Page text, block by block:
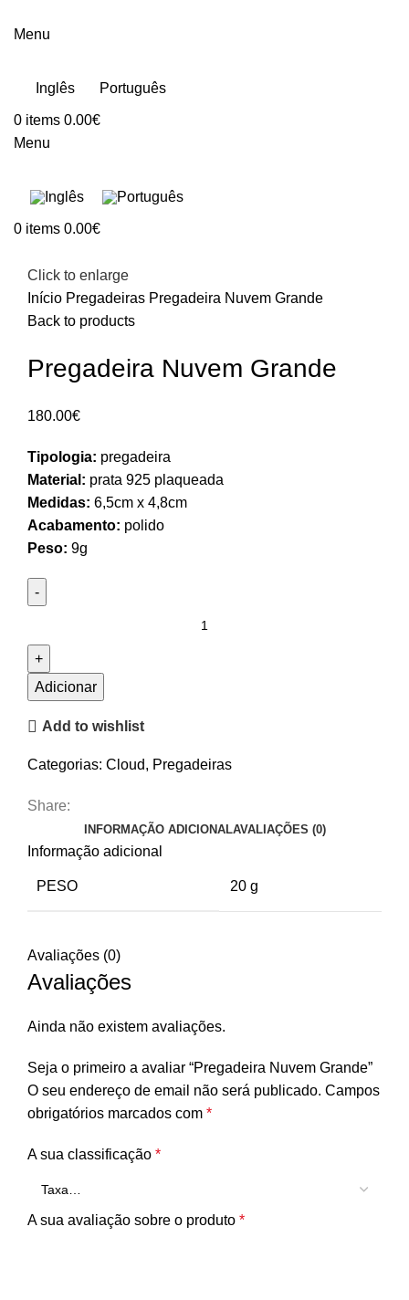
Menu
Inglês Português
0 items 0.00€
Menu
0 items 0.00€
Click to enlarge
Início Pregadeiras Pregadeira Nuvem Grande
Back to products
Pregadeira Nuvem Grande
180.00€
Tipologia: pregadeira
Material: prata 925 plaqueada
Medidas: 6,5cm x 4,8cm
Acabamento: polido
Peso: 9g
Pregadeira
Nuvem
Adicionar
Add to wishlist
Categorias: Cloud, Pregadeiras
Share:
INFORMAÇÃO ADICIONALAVALIAÇÕES (0)
Informação adicional
PESO 20 g
Avaliações (0)
Avaliações
Ainda não existem avaliações.
Seja o primeiro a avaliar “Pregadeira Nuvem Grande”
O seu endereço de email não será publicado. Campos
obrigatórios marcados com *
A sua classificação *
A sua avaliação sobre o produto *